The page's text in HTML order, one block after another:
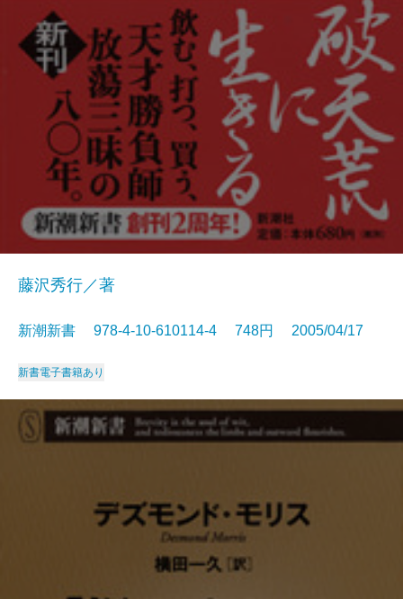
藤沢秀行／著
新潮新書 978-4-10-610114-4 748円 2005/04/17
新書電子書籍あり